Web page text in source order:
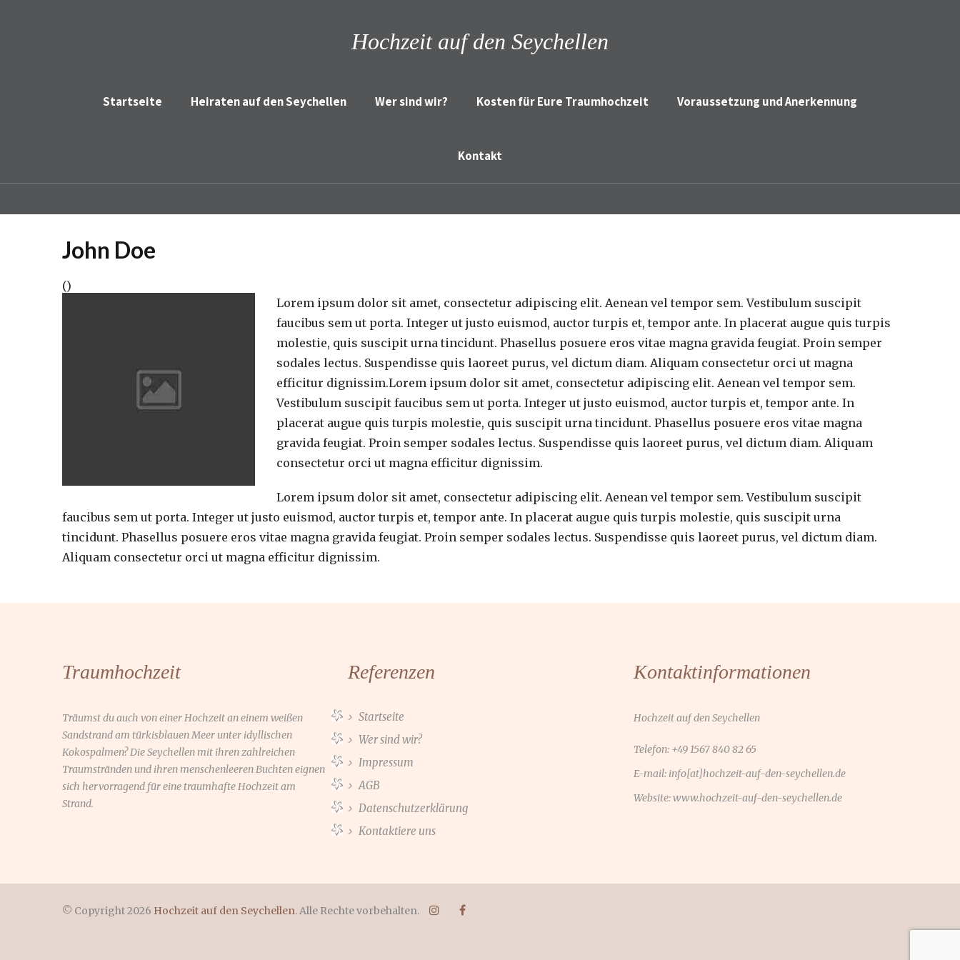
Hochzeit auf den Seychellen
Startseite Heiraten auf den Seychellen Wer sind wir? Kosten für Eure Traumhochzeit Voraussetzung und Anerkennung
Kontakt
John Doe
()
Lorem ipsum dolor sit amet, consectetur adipiscing elit. Aenean vel tempor sem. Vestibulum suscipit
faucibus sem ut porta. Integer ut justo euismod, auctor turpis et, tempor ante. In placerat augue quis turpis
molestie, quis suscipit urna tincidunt. Phasellus posuere eros vitae magna gravida feugiat. Proin semper
sodales lectus. Suspendisse quis laoreet purus, vel dictum diam. Aliquam consectetur orci ut magna
efficitur dignissim.Lorem ipsum dolor sit amet, consectetur adipiscing elit. Aenean vel tempor sem.
Vestibulum suscipit faucibus sem ut porta. Integer ut justo euismod, auctor turpis et, tempor ante. In
placerat augue quis turpis molestie, quis suscipit urna tincidunt. Phasellus posuere eros vitae magna
gravida feugiat. Proin semper sodales lectus. Suspendisse quis laoreet purus, vel dictum diam. Aliquam
consectetur orci ut magna efficitur dignissim.
Lorem ipsum dolor sit amet, consectetur adipiscing elit. Aenean vel tempor sem. Vestibulum suscipit
faucibus sem ut porta. Integer ut justo euismod, auctor turpis et, tempor ante. In placerat augue quis turpis molestie, quis suscipit urna
tincidunt. Phasellus posuere eros vitae magna gravida feugiat. Proin semper sodales lectus. Suspendisse quis laoreet purus, vel dictum diam.
Aliquam consectetur orci ut magna efficitur dignissim.
Traumhochzeit
Träumst du auch von einer Hochzeit an einem weißen
Sandstrand am türkisblauen Meer unter idyllischen
Kokospalmen? Die Seychellen mit ihren zahlreichen
Traumstränden und ihren menschenleeren Buchten eignen
sich hervorragend für eine traumhafte Hochzeit am
Strand.
Referenzen
Startseite
Wer sind wir?
Impressum
AGB
Datenschutzerklärung
Kontaktiere uns
Kontaktinformationen
Hochzeit auf den Seychellen
Telefon: +49 1567 840 82 65
E-mail: info[at]hochzeit-auf-den-seychellen.de
Website:www.hochzeit-auf-den-seychellen.de
© Copyright 2026 Hochzeit auf den Seychellen. Alle Rechte vorbehalten.